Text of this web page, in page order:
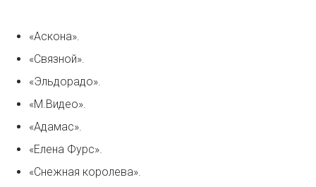
«Аскона».
«Связной».
«Эльдорадо».
«М.Видео».
«Адамас».
«Елена Фурс».
«Снежная королева».